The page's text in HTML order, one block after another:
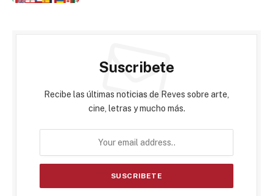
Suscribete
Recibe las últimas noticias de Reves sobre arte,
cine, letras y mucho más.